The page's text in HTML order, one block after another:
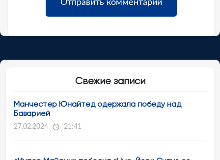
Свежие записи
Манчестер Юнайтед одержала победу над
Баварией
27.02.2024 21:41